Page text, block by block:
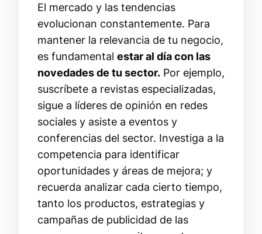
El mercado y las tendencias
evolucionan constantemente. Para
mantener la relevancia de tu negocio,
es fundamental estar al día con las
novedades de tu sector. Por ejemplo,
suscríbete a revistas especializadas,
sigue a líderes de opinión en redes
sociales y asiste a eventos y
conferencias del sector. Investiga a la
competencia para identificar
oportunidades y áreas de mejora; y
recuerda analizar cada cierto tiempo,
tanto los productos, estrategias y
campañas de publicidad de las